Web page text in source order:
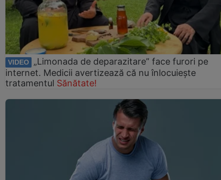
VIDEO
„Limonada de deparazitare” face furori pe
internet. Medicii avertizează că nu înlocuiește
tratamentul Sănătate!